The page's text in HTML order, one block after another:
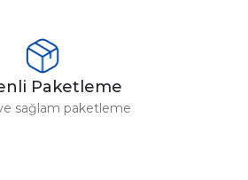
Paketleme
sağlam paketleme